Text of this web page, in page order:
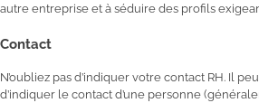
autre entreprise et à séduire des profils
Contact
N’oubliez pas d’indiquer votre contact RH. Il
d’indiquer le contact d’une personne